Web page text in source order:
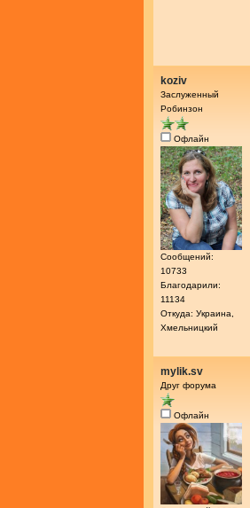
koziv
Заслуженный
Робинзон
Офлайн
Сообщений:
10733
Благодарили:
11134
Откуда: Украина,
Хмельницкий
mylik.sv
Друг форума
Офлайн